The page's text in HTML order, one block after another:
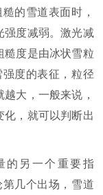
的雪道表面时，
强度减弱。激光减
糙度是由冰状雪粒
度的表征，粒径
大，一般来说，
化，就可以判断出
另一个重要指
几个出场，雪道